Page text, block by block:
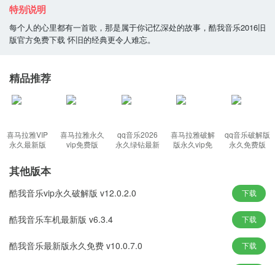
软件功能：
【智能线控】智能切换，听歌电话两不误
【网络换肤】独有网络换肤功能，数十款皮肤任意选择
【崭新启动】每天崭新启动页，美图配美文更加文艺范
1、支持音乐市场中的正版音乐，保护你的耳朵的同时也为唱片事业
做出的贡献
2、新增K歌功能，海量伴奏资源任你欢唱，本地音乐也能匹配伴奏
特别说明
每个人的心里都有一首歌，那是属于你记忆深处的故事，酷我音乐2016旧
版官方免费下载 怀旧的经典更令人难忘。
精品推荐
喜马拉雅VIP
永久最新版
喜马拉雅永久
vip免费版
qq音乐2026
永久绿钻最新
喜马拉雅破解
版永久vip免
qq音乐破解版
永久免费版
其他版本
酷我音乐vip永久破解版 v12.0.2.0 下载
酷我音乐车机最新版 v6.3.4 下载
酷我音乐最新版永久免费 v10.0.7.0 下载